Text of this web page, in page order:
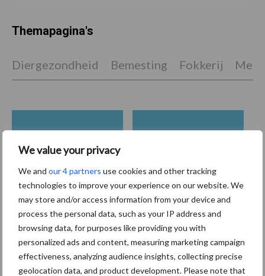
We value your privacy
We and our 4 partners use cookies and other tracking
technologies to improve your experience on our website. We
may store and/or access information from your device and
process the personal data, such as your IP address and
browsing data, for purposes like providing you with
personalized ads and content, measuring marketing campaign
effectiveness, analyzing audience insights, collecting precise
geolocation data, and product development. Please note that
Primaire
Recent nieuws Partner nieuws
Themapagina's
Diergezondheid Bemesting Fokkerij
Toon meer